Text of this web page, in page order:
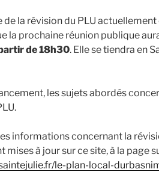
de la révision du PLU
la prochaine réunion publique
de 18h30. Elle se tiendra en
les sujets abordés
informations concernant la
mises à jour sur ce site, à la page
le-plan-local-